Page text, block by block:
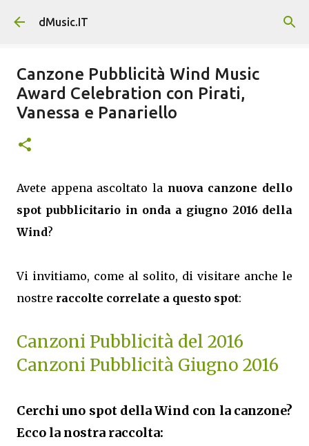
Passa ai contenuti principali
dMusic.IT
Canzone Pubblicità Wind Music
Award Celebration con Pirati,
Vanessa e Panariello
Avete appena ascoltato la nuova canzone dello
spot pubblicitario in onda a giugno 2016 della
Wind?
Vi invitiamo, come al solito, di visitare anche le
nostre raccolte correlate a questo spot:
Canzoni Pubblicità del 2016
Canzoni Pubblicità Giugno 2016
Cerchi uno spot della Wind con la canzone?
Ecco la nostra raccolta: